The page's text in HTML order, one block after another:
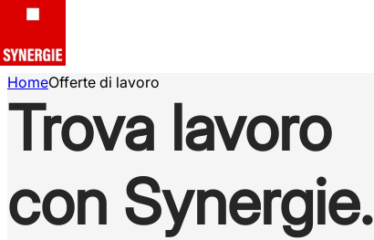
HomeOfferte di lavoro
Trova lavoro
con Synergie.